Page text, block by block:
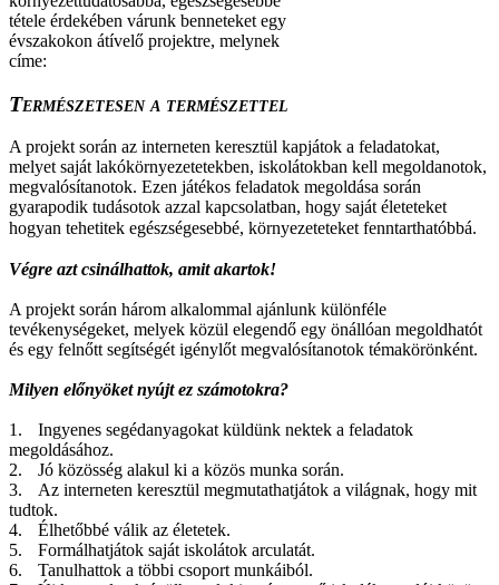
tétele érdekében várunk benneteket egy
évszakokon átívelő projektre, melynek
címe:
Természetesen a természettel
A projekt során az interneten keresztül kapjátok a feladatokat,
melyet saját lakókörnyezetetekben, iskolátokban kell megoldanotok,
megvalósítanotok. Ezen játékos feladatok megoldása során
gyarapodik tudásotok azzal kapcsolatban, hogy saját életeteket
hogyan tehetitek egészségesebbé, környezeteteket fenntarthatóbbá.
Végre azt csinálhattok, amit akartok!
A projekt során három alkalommal ajánlunk különféle
tevékenységeket, melyek közül elegendő egy önállóan megoldhatót
és egy felnőtt segítségét igénylőt megvalósítanotok témakörönként.
Milyen előnyöket nyújt ez számotokra?
1.
Ingyenes segédanyagokat küldünk nektek a feladatok
megoldásához.
2.
Jó közösség alakul ki a közös munka során.
3.
Az interneten keresztül megmutathatjátok a világnak, hogy mit
tudtok.
4.
Élhetőbbé válik az életetek.
5.
Formálhatjátok saját iskolátok arculatát.
6.
Tanulhattok a többi csoport munkáiból.